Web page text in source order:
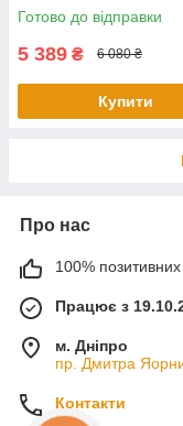
Готово до відправки
5 389 ₴ 6 080 ₴
Купити
Про нас
100% позитивних
Працює з
м. Дніпро
пр. Дмитра
Контакти